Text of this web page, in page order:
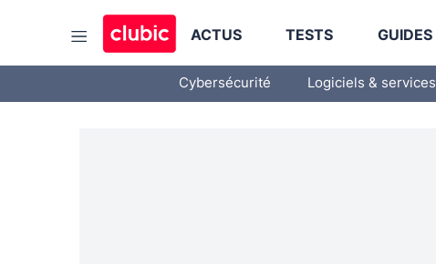
ACTUS TESTS GUIDES
Cybersécurité Logiciels & services